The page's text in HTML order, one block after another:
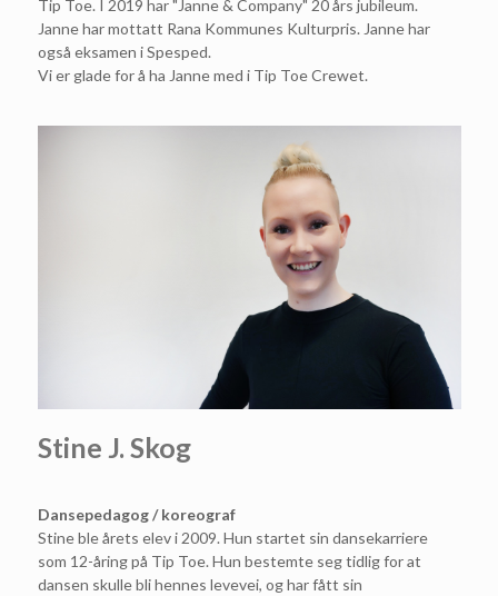
Tip Toe. I 2019 har "Janne & Company" 20 års jubileum.
Janne har mottatt Rana Kommunes Kulturpris. Janne har
også eksamen i Spesped.
Vi er glade for å ha Janne med i Tip Toe Crewet.
Stine J. Skog
Dansepedagog / koreograf
Stine ble årets elev i 2009. Hun startet sin dansekarriere
som 12-åring på Tip Toe. Hun bestemte seg tidlig for at
dansen skulle bli hennes levevei, og har fått sin